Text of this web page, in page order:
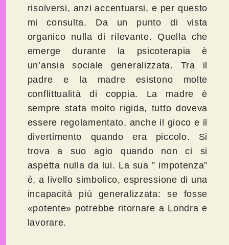
risolversi, anzi accentuarsi, e per questo
mi consulta. Da un punto di vista
organico nulla di rilevante. Quella che
emerge durante la psicoterapia è
un’ansia sociale generalizzata. Tra il
padre e la madre esistono molte
conflittualità di coppia. La madre è
sempre stata molto rigida, tutto doveva
essere regolamentato, anche il gioco e il
divertimento quando era piccolo. Si
trova a suo agio quando non ci si
aspetta nulla da lui. La sua ” impotenza”
è, a livello simbolico, espressione di una
incapacità più generalizzata: se fosse
«potente» potrebbe ritornare a Londra e
lavorare.